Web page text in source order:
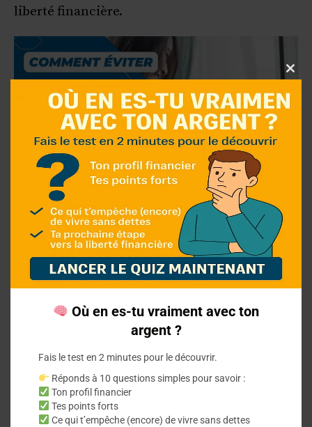
liberté financière.
Comment éviter les achats
impulsifs quand on est à
découvert
Vous êtes à découvert ? Éviter les achats
résister à la tentation et améliorer votre
situation financière.
Où en es-tu vraiment avec ton
argent ?
Fais le test en 2 minutes pour le découvrir.
Réponds à 10 questions simples pour savoir :
Ton profil financier
Tes points forts
Ce qui t’empêche (encore) de vivre sans dettes